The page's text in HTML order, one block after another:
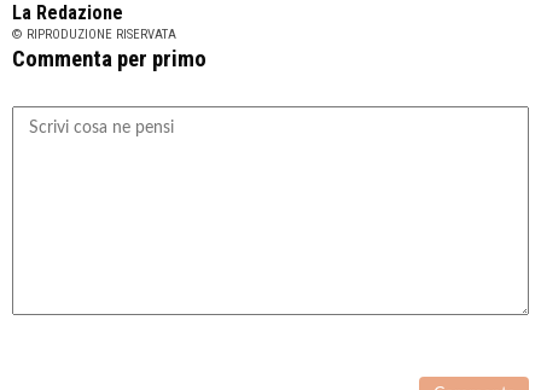
La Redazione
© RIPRODUZIONE RISERVATA
Commenta per primo